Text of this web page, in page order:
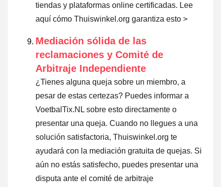
tiendas y plataformas online certificadas. Lee
aquí cómo Thuiswinkel.org garantiza esto >
Mediación sólida de las
reclamaciones y Comité de
Arbitraje Independiente
¿Tienes alguna queja sobre un miembro, a
pesar de estas certezas? Puedes informar a
VoetbalTix.NL sobre esto directamente o
presentar una queja. Cuando no llegues a una
solución satisfactoria, Thuiswinkel.org te
ayudará con la mediación gratuita de quejas. Si
aún no estás satisfecho, puedes presentar una
disputa ante el comité de arbitraje